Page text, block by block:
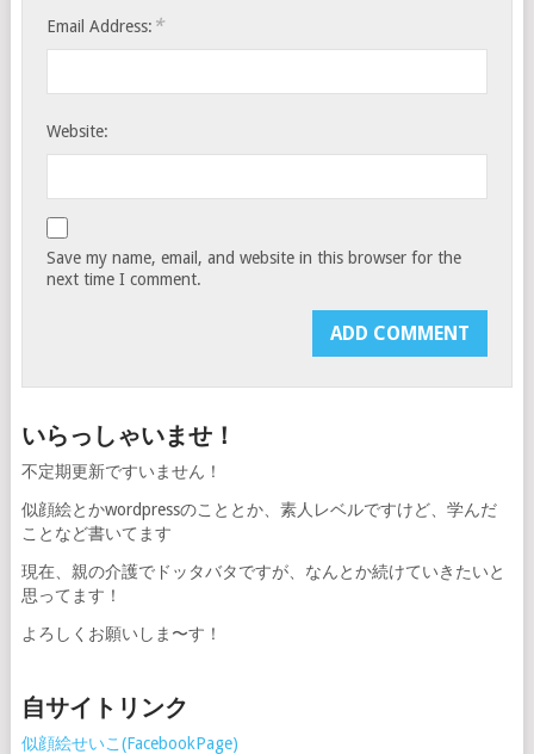
Email Address: *
Website:
Save my name, email, and website in this browser for the
next time I comment.
いらっしゃいませ！
不定期更新ですいません！
似顔絵とかwordpressのこととか、素人レベルですけど、学んだ
ことなど書いてます
現在、親の介護でドッタバタですが、なんとか続けていきたいと
思ってます！
よろしくお願いしま〜す！
自サイトリンク
似顔絵せいこ(FacebookPage)